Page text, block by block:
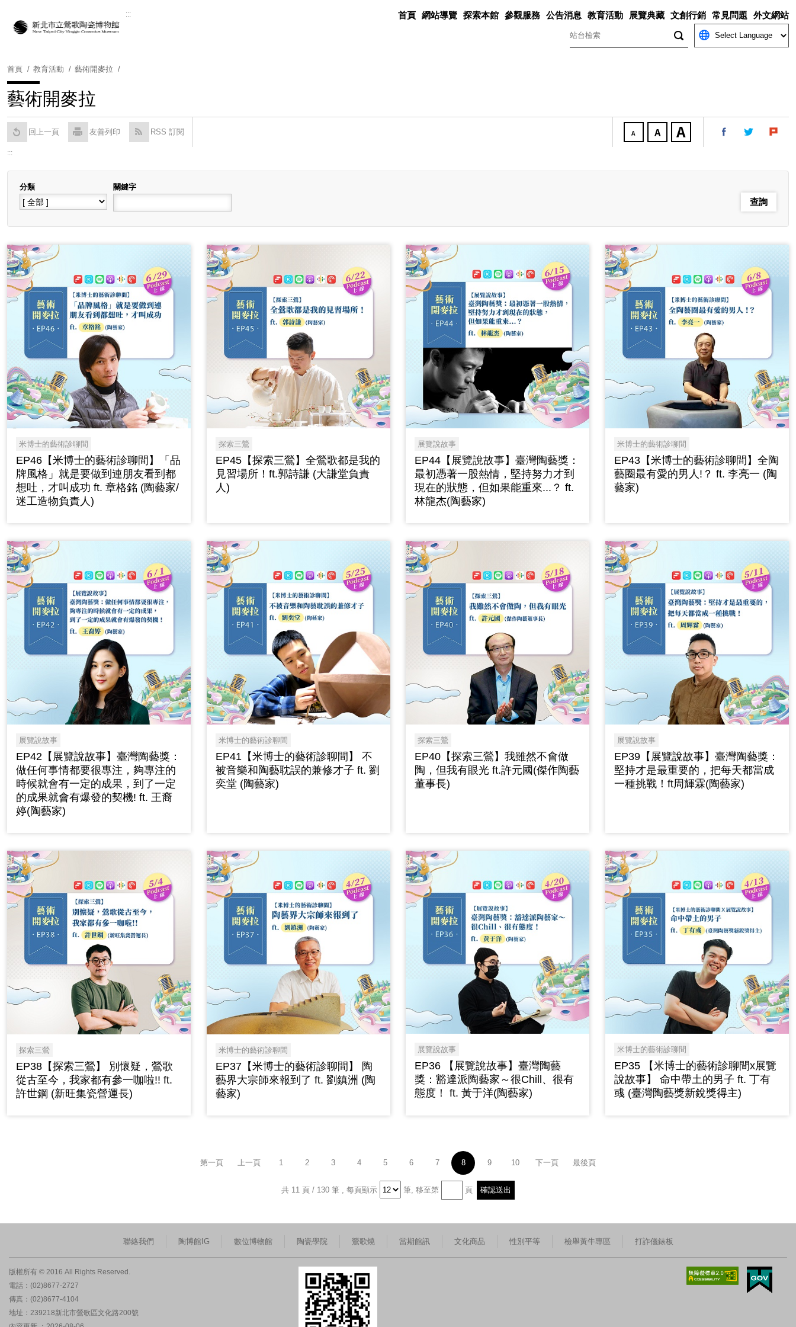
::: 首頁 網站導覽 探索本館 參觀服務 公告消息 教育活動 展覽典藏 文創行銷 常見問題
外文網站
Powered by
首頁 教育活動 藝術開麥拉
藝術開麥拉
回上一頁 友善列印 RSS 訂閱
:::
分類 關鍵字
米博士的藝術診聊間
EP46【米博士的藝術診聊間】「品
牌風格」就是要做到連朋友看到都
想吐，才叫成功 ft. 章格銘 (陶藝家/
迷工造物負責人)
探索三鶯
EP45【探索三鶯】全鶯歌都是我的
見習場所！ft.郭詩謙 (大謙堂負責
人)
展覽說故事
EP44【展覽說故事】臺灣陶藝獎：
最初憑著一股熱情，堅持努力才到
現在的狀態，但如果能重來...？ ft.
林龍杰(陶藝家)
米博士的藝術診聊間
EP43【米博士的藝術診聊間】全陶
藝圈最有愛的男人!？ ft. 李亮一 (陶
藝家)
展覽說故事
EP42【展覽說故事】臺灣陶藝獎：
做任何事情都要很專注，夠專注的
時候就會有一定的成果，到了一定
的成果就會有爆發的契機! ft. 王裔
婷(陶藝家)
米博士的藝術診聊間
EP41【米博士的藝術診聊間】 不
被音樂和陶藝耽誤的兼修才子 ft. 劉
奕堂 (陶藝家)
探索三鶯
EP40【探索三鶯】我雖然不會做
陶，但我有眼光 ft.許元國(傑作陶藝
董事長)
展覽說故事
EP39【展覽說故事】臺灣陶藝獎：
堅持才是最重要的，把每天都當成
一種挑戰！ft周輝霖(陶藝家)
探索三鶯
EP38【探索三鶯】 別懷疑，鶯歌
從古至今，我家都有參一咖啦!! ft.
許世鋼 (新旺集瓷營運長)
米博士的藝術診聊間
EP37【米博士的藝術診聊間】 陶
藝界大宗師來報到了 ft. 劉鎮洲 (陶
藝家)
展覽說故事
EP36 【展覽說故事】臺灣陶藝
獎：豁達派陶藝家～很Chill、很有
態度！ ft. 黃于洋(陶藝家)
米博士的藝術診聊間
EP35 【米博士的藝術診聊間x展覽
說故事】 命中帶土的男子 ft. 丁有
彧 (臺灣陶藝獎新銳獎得主)
第一頁 上一頁 1 2 3 4 5 6 7 8 9 10 下一頁 最後頁
共 11 頁 / 130 筆 , 每頁顯示 筆, 移至第 頁
聯絡我們 陶博館IG 數位博物館 陶瓷學院 鶯歌燒 當期館訊 文化商品 性別平等 檢舉黃牛專區 打詐儀錶板
版權所有 © 2016 All Rights Reserved.
電話：(02)8677-2727
傳真：(02)8677-4104
地址：239218新北市鶯歌區文化路200號